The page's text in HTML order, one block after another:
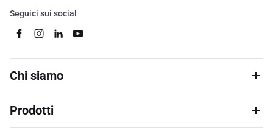
Seguici sui social
Chi siamo
Prodotti